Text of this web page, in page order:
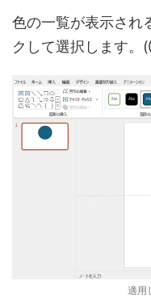
色の一覧が表示され
クして選択します
適用